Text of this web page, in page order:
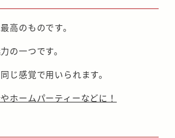
高のものです。
の一つです。
じ感覚で用いられます。
ホームパーティーなどに！